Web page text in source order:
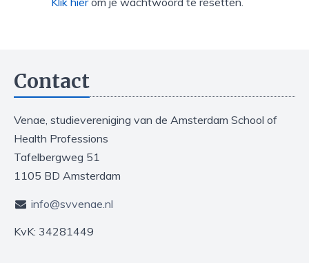
Contact
Venae, studievereniging van de Amsterdam School of
Health Professions
Tafelbergweg 51
1105 BD Amsterdam
info@svvenae.nl
KvK: 34281449